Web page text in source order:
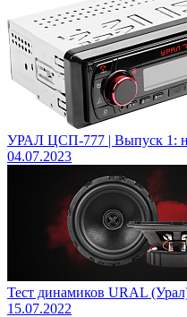
УРАЛ ЦСП-777 | Выпуск 1:
04.07.2023
Тест динамиков URAL
15.07.2022